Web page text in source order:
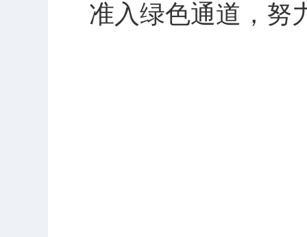
准入绿色通道，努